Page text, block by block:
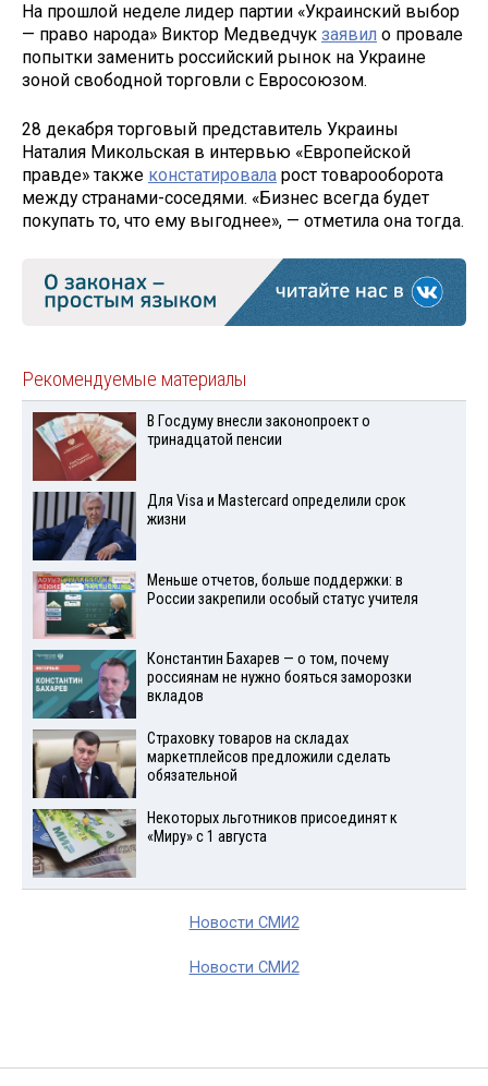
На прошлой неделе лидер партии «Украинский выбор
— право народа» Виктор Медведчук заявил о провале
попытки заменить российский рынок на Украине
зоной свободной торговли с Евросоюзом.
28 декабря торговый представитель Украины
Наталия Микольская в интервью «Европейской
правде» также констатировала рост товарооборота
между странами-соседями. «Бизнес всегда будет
покупать то, что ему выгоднее», — отметила она тогда.
Рекомендуемые материалы
В Госдуму внесли законопроект о
тринадцатой пенсии
Для Visа и Mastercard определили срок
жизни
Меньше отчетов, больше поддержки: в
России закрепили особый статус учителя
Константин Бахарев — о том, почему
россиянам не нужно бояться заморозки
вкладов
Страховку товаров на складах
маркетплейсов предложили сделать
обязательной
Некоторых льготников присоединят к
«Миру» с 1 августа
Новости СМИ2
Новости СМИ2